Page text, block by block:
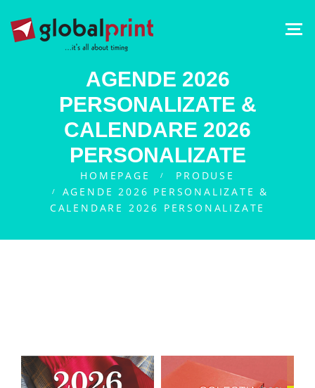
AGENDE 2026
PERSONALIZATE &
CALENDARE 2026
PERSONALIZATE
HOMEPAGE
PRODUSE
AGENDE 2026 PERSONALIZATE &
CALENDARE 2026 PERSONALIZATE